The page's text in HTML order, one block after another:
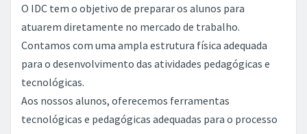
O IDC tem o objetivo de preparar os alunos para
atuarem diretamente no mercado de trabalho.
Contamos com uma ampla estrutura física adequada
para o desenvolvimento das atividades pedagógicas e
tecnológicas.
Aos nossos alunos, oferecemos ferramentas
tecnológicas e pedagógicas adequadas para o processo